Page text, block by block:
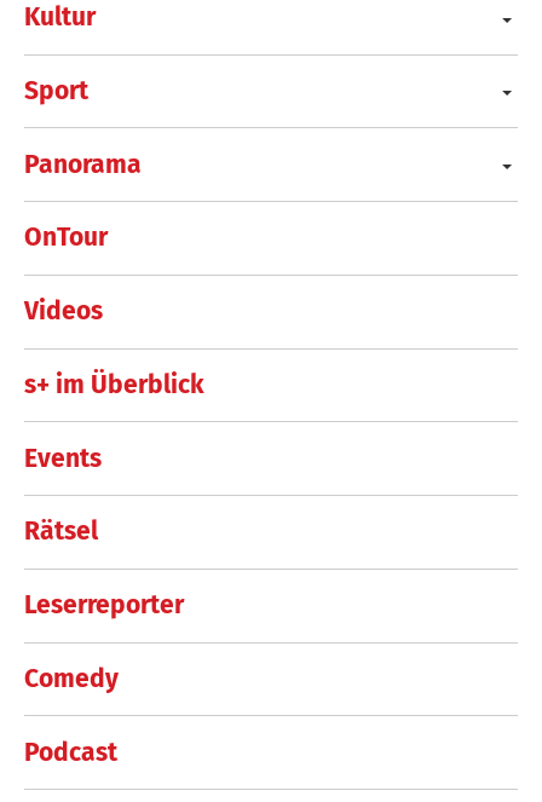
Kultur
Sport
Panorama
OnTour
Videos
s+ im Überblick
Events
Rätsel
Leserreporter
Comedy
Podcast